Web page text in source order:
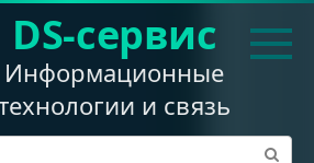
DS-сервис
Информационные
и связь